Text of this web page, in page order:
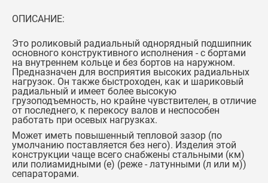
ОПИСАНИЕ:
Это роликовый радиальный однорядный подшипник
основного конструктивного исполнения - с бортами
на внутреннем кольце и без бортов на наружном.
Предназначен для восприятия высоких радиальных
нагрузок. Он также быстроходен, как и шариковый
радиальный и имеет более высокую
грузоподъемность, но крайне чувствителен, в отличие
от последнего, к перекосу валов и неспособен
работать при осевых нагрузках.
Может иметь повышенный тепловой зазор (по
умолчанию поставляется без него). Изделия этой
конструкции чаще всего снабжены стальными (км)
или полиамидными (е) (реже - латунными (л или м))
сепараторами.